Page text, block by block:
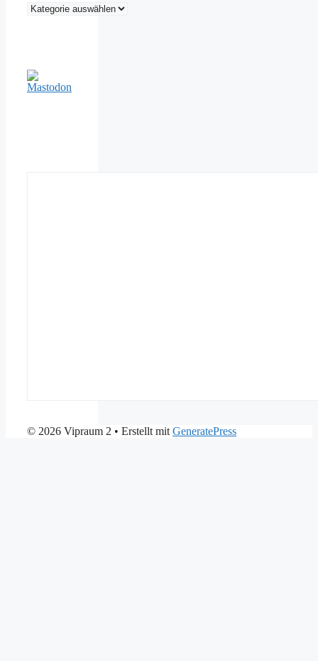
Kategorien
© 2026 Vipraum 2 • Erstellt mit GeneratePress